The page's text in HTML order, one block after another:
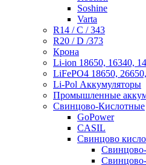
Soshine
Varta
R14 / C / 343
R20 / D /373
Крона
Li-ion 18650, 16340,
LiFePO4 18650,
Li-Pol Аккумуляторы
Промышленные
Свинцово-Кислотные
GoPower
CASIL
Свинцово